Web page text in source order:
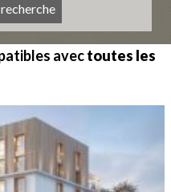
avectoutes les